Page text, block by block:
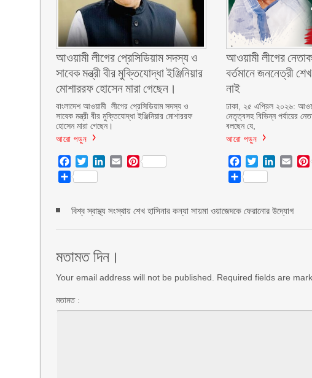
আওয়ামী লীগের প্রেসিডিয়াম সদস্য ও
সাবেক মন্ত্রী বীর মুক্তিযোদ্ধা ইঞ্জিনিয়ার
মোশাররফ হোসেন মারা গেছেন।
বাংলাদেশ আওয়ামী লীগের প্রেসিডিয়াম সদস্য ও
সাবেক মন্ত্রী বীর মুক্তিযোদ্ধা ইঞ্জিনিয়ার মোশাররফ
হোসেন মারা গেছেন।
আরো পড়ুন
Facebook
TwitterLinkedIn
EmailPinterest
Share
আওয়ামী লীগের
বর্তমানে জননেত্রী শেখ
নাই
ঢাকা, ২৫ এপ্রিল ২০২৬:
নেতৃত্বসহ বিভিন্ন পর্যায়ের
বলছেন যে,
আরো পড়ুন
Facebook
TwitterLinkedIn
Email
Share
বিশ্ব স্বাস্থ্য সংস্থায় শেখ হাসিনার কন্যা সায়মা ওয়াজেদকে ফেরানোর উদ্যোগ
মতামত দিন।
Your email address will not be published. Required fields are
মতামত :